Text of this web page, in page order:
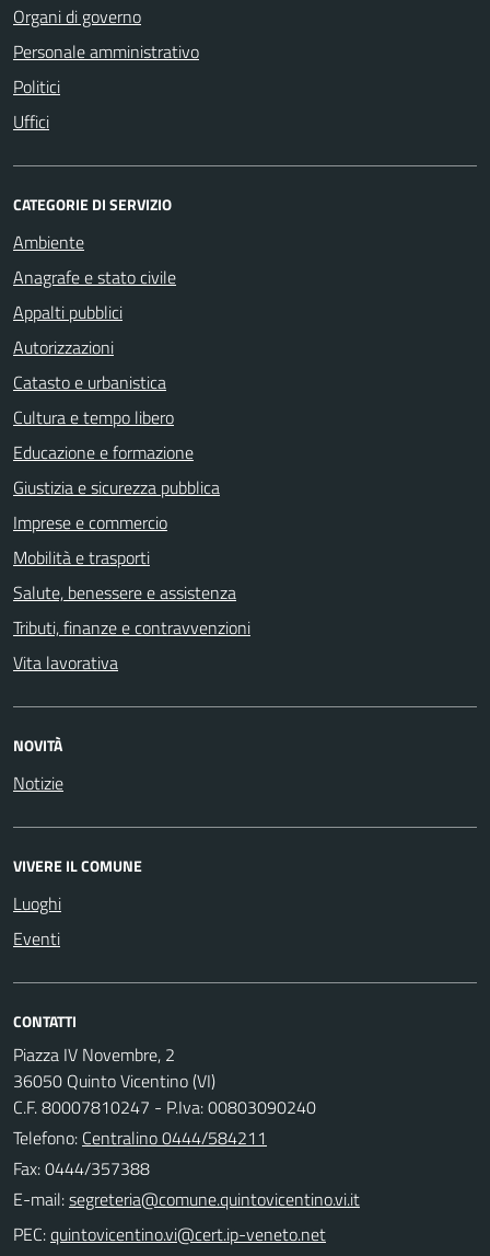
Organi di governo
Personale amministrativo
Politici
Uffici
CATEGORIE DI SERVIZIO
Ambiente
Anagrafe e stato civile
Appalti pubblici
Autorizzazioni
Catasto e urbanistica
Cultura e tempo libero
Educazione e formazione
Giustizia e sicurezza pubblica
Imprese e commercio
Mobilità e trasporti
Salute, benessere e assistenza
Tributi, finanze e contravvenzioni
Vita lavorativa
NOVITÀ
Notizie
VIVERE IL COMUNE
Luoghi
Eventi
CONTATTI
Piazza IV Novembre, 2
36050 Quinto Vicentino (VI)
C.F. 80007810247 - P.Iva: 00803090240
Telefono: Centralino 0444/584211
Fax: 0444/357388
E-mail:
PEC: